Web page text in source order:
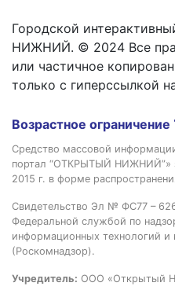
Городской
НИЖНИЙ. © 2024 Все
или частичное
только с гиперссылкой
Возрастное ограничение
Средство массовой
портал “ОТКРЫТЫЙ НИЖНИЙ”»
2015 г. в форме
Свидетельство Эл № ФС77 –
Федеральной службой по
информационных технологий
(Роскомнадзор).
Учредитель: ООО «Открытый